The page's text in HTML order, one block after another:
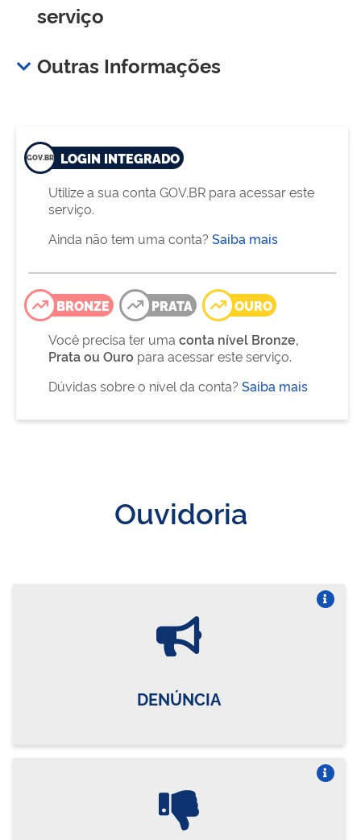
serviço
Outras Informações
LOGIN INTEGRADO
Utilize a sua conta GOV.BR para acessar este
serviço.
Ainda não tem uma conta? Saiba mais
BRONZE PRATA
OURO
Você precisa ter uma conta nível Bronze,
Prata ou Ouro para acessar este serviço.
Dúvidas sobre o nível da conta? Saiba mais
Ouvidoria
DENÚNCIA